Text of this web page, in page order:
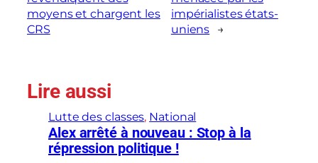
moyens et chargent les
CRS
impérialistes états-
uniens
→
Lire aussi
Lutte des classes, National
Alex arrêté à nouveau : Stop à la
répression politique !